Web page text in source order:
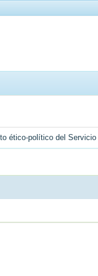
ético-político del